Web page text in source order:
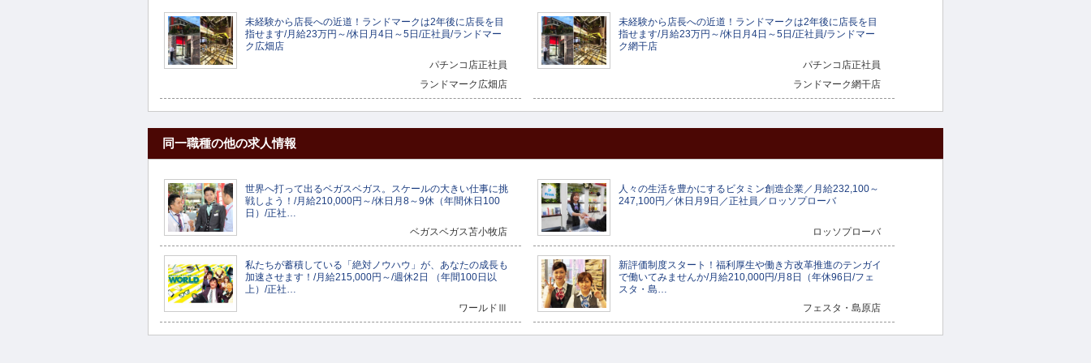
未経験から店長への近道！ランドマークは2年後に店長を目
指せます/月給23万円～/休日月4日～5日/正社員/ランドマー
ク広畑店
パチンコ店正社員
ランドマーク広畑店
未経験から店長への近道！ランドマークは2年後に店長を目
指せます/月給23万円～/休日月4日～5日/正社員/ランドマー
ク網干店
パチンコ店正社員
ランドマーク網干店
同一職種の他の求人情報
世界へ打って出るベガスベガス。スケールの大きい仕事に挑
戦しよう！/月給210,000円～/休日月8～9休（年間休日100
日）/正社…
ベガスベガス苫小牧店
人々の生活を豊かにするビタミン創造企業／月給232,100～
247,100円／休日月9日／正社員／ロッソプローバ
ロッソプローバ
私たちが蓄積している「絶対ノウハウ」が、あなたの成長も
加速させます！/月給215,000円～/週休2日 （年間100日以
上）/正社…
ワールドⅢ
新評価制度スタート！福利厚生や働き方改革推進のテンガイ
で働いてみませんか/月給210,000円/月8日（年休96日/フェ
スタ・島…
フェスタ・島原店